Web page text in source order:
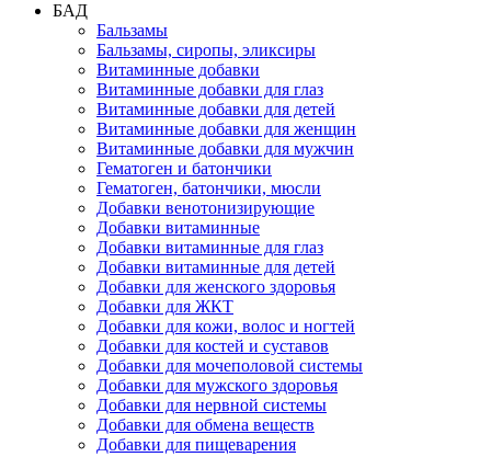
БАД
Бальзамы
Бальзамы, сиропы, эликсиры
Витаминные добавки
Витаминные добавки для глаз
Витаминные добавки для детей
Витаминные добавки для женщин
Витаминные добавки для мужчин
Гематоген и батончики
Гематоген, батончики, мюсли
Добавки венотонизирующие
Добавки витаминные
Добавки витаминные для глаз
Добавки витаминные для детей
Добавки для женского здоровья
Добавки для ЖКТ
Добавки для кожи, волос и ногтей
Добавки для костей и суставов
Добавки для мочеполовой системы
Добавки для мужского здоровья
Добавки для нервной системы
Добавки для обмена веществ
Добавки для пищеварения